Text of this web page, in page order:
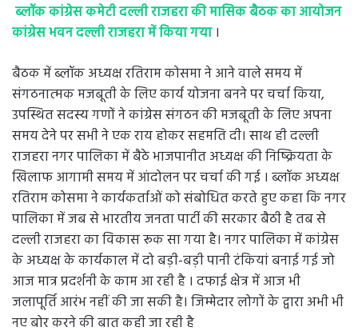
ब्लॉक कांग्रेस कमेटी दल्ली राजहरा की मासिक बैठक का आयोजन
कांग्रेस भवन दल्ली राजहरा में किया गया ।
बैठक में ब्लॉक अध्यक्ष रतिराम कोसमा ने आने वाले समय में
संगठनात्मक मजबूती के लिए कार्य योजना बनने पर चर्चा किया,
उपस्थित सदस्य गणों ने कांग्रेस संगठन की मजबूती के लिए अपना
समय देने पर सभी ने एक राय होकर सहमति दी। साथ ही दल्ली
राजहरा नगर पालिका में बैठे भाजपानीत अध्यक्ष की निष्क्रियता के
खिलाफ आगामी समय में आंदोलन पर चर्चा की गई । ब्लॉक अध्यक्ष
रतिराम कोसमा ने कार्यकर्ताओं को संबोधित करते हुए कहा कि नगर
पालिका में जब से भारतीय जनता पार्टी की सरकार बैठी है तब से
दल्ली राजहरा का विकास रूक सा गया है। नगर पालिका में कांग्रेस
के अध्यक्ष के कार्यकाल में दो बड़ी-बड़ी पानी टंकियां बनाई गई जो
आज मात्र प्रदर्शनी के काम आ रही है । दफाई क्षेत्र में आज भी
जलापूर्ति आरंभ नहीं की जा सकी है। जिम्मेदार लोगों के द्वारा अभी भी
नए बोर करने की बात कही जा रही है